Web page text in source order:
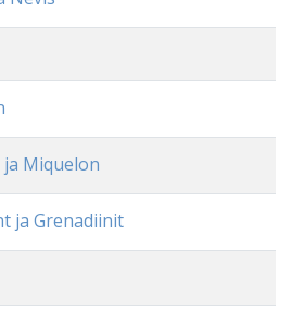
Miquelon
ja Grenadiinit